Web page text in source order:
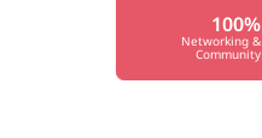
100%
Networking &
Community